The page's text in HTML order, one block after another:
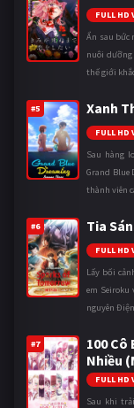
FULL HD
Ẩn sau bức
nuôi dưỡng
thế giới
#5 Xanh
FULL HD
Sau hàng
Grand Blue
thành viên
#6 Tia
FULL HD
Lấy bối
em Seiroku
nguyên
#7
100 Cô
Nhiều
FULL HD
Sau khi